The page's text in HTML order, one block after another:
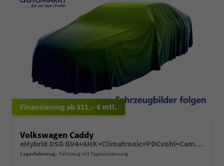
ab 311,– € mtl.
Volkswagen Caddy
eHybrid DSG GV4+AHK+Climatronic+PDCvohi+Cam+Regensens.+AppConnect
Lagerfahrzeug Fahrzeug mit Tageszulassung